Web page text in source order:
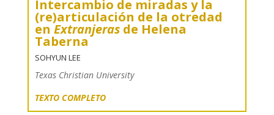
Intercambio de miradas y la
(re)articulación de la otredad
enExtranjerasde Helena
Taberna
SOHYUN LEE
Texas Christian University
TEXTO COMPLETO